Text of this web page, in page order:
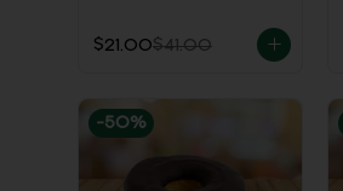
$21.00$41.00
-50%